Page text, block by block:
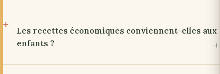
Les recettes économiques conviennent-elles aux
enfants ?